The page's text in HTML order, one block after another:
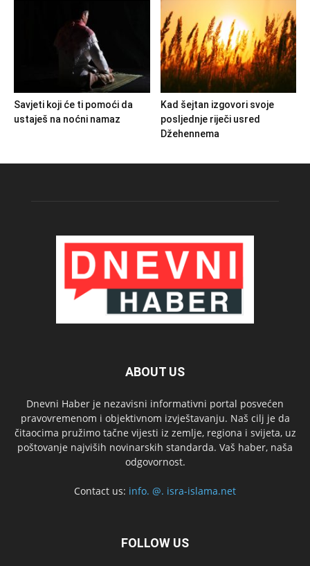
Savjeti koji će ti pomoći da
ustaješ na noćni namaz
Kad šejtan izgovori svoje
posljednje riječi usred
Džehennema
ABOUT US
Dnevni Haber je nezavisni informativni portal posvećen
pravovremenom i objektivnom izvještavanju. Naš cilj je da
čitaocima pružimo tačne vijesti iz zemlje, regiona i svijeta, uz
poštovanje najviših novinarskih standarda. Vaš haber, naša
odgovornost.
Contact us: info. @. isra-islama.net
FOLLOW US